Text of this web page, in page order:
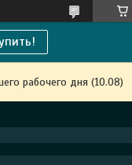
рабочего дня (10.08)